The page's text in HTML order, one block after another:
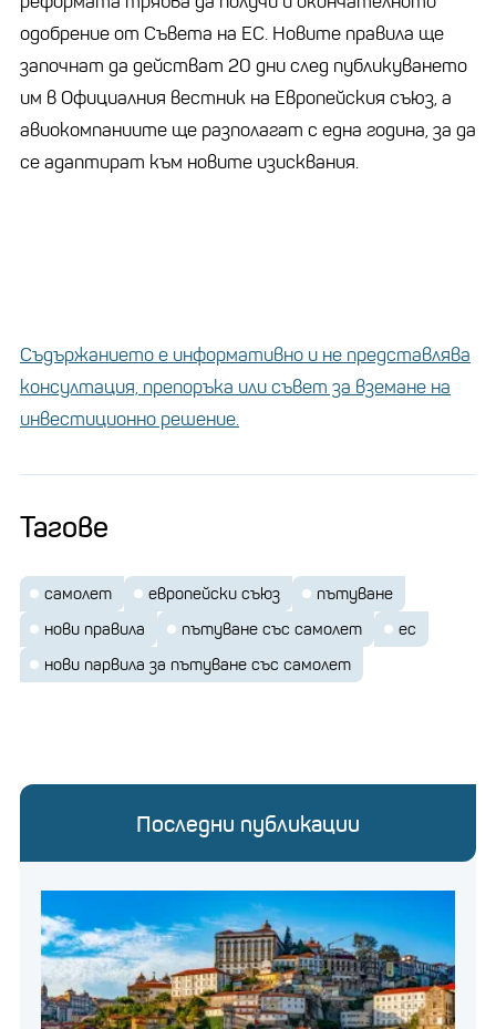
одобрение от Съвета на ЕС. Новите правила ще
започнат да действат 20 дни след публикуването
им в Официалния вестник на Европейския съюз, а
авиокомпаниите ще разполагат с една година, за да
се адаптират към новите изисквания.
Съдържанието е информативно и не представлява
консултация, препоръка или съвет за вземане на
инвестиционно решение.
Тагове
самолет европейски съюз
пътуване
нови правила
пътуване със самолет
ес
нови парвила за пътуване със самолет
Последни публикации